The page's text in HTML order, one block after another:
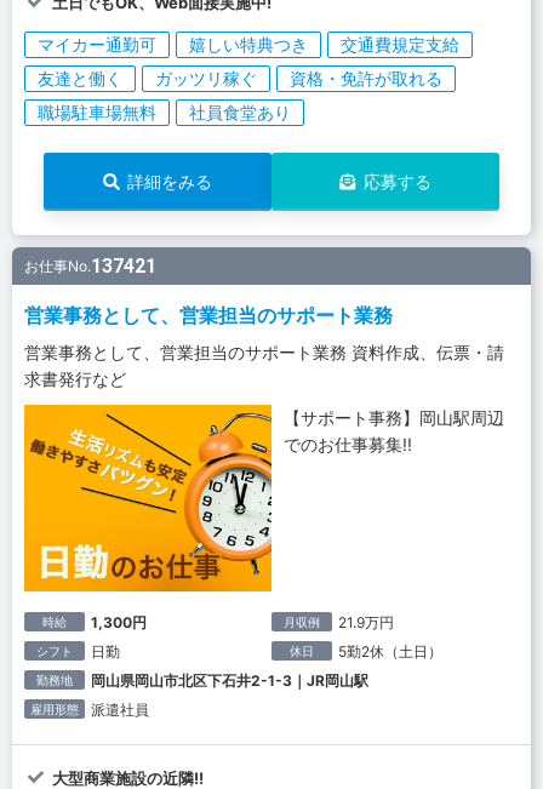
マイカー通勤可 嬉しい特典つき
交通費規定支給
友達と働く
ガッツリ稼ぐ
資格・免許が取れる
職場駐車場無料
社員食堂あり
詳細をみる 応募する
お仕事No.137421
営業事務として、営業担当のサポート業務
営業事務として、営業担当のサポート業務 資料作成、伝票・請
求書発行など
【サポート事務】岡山駅周辺
でのお仕事募集!!
時給 1,300円 月収例 21.9万円
シフト 日勤 休日 5勤2休（土日）
勤務地 岡山県岡山市北区下石井2-1-3｜JR岡山駅
雇用形態 派遣社員
大型商業施設の近隣!!